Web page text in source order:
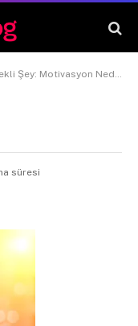
Şey: Motivasyon Nedir?
süresi